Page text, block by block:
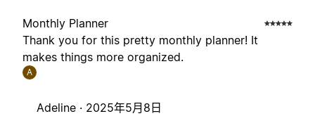
Monthly Planner
Thank you for this pretty monthly planner! It
makes things more organized.
A
Adeline · 2025年5月8日